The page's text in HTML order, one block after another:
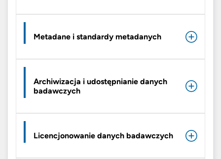
Metadane i standardy metadanych
Archiwizacja i udostępnianie danych
badawczych
Licencjonowanie danych badawczych